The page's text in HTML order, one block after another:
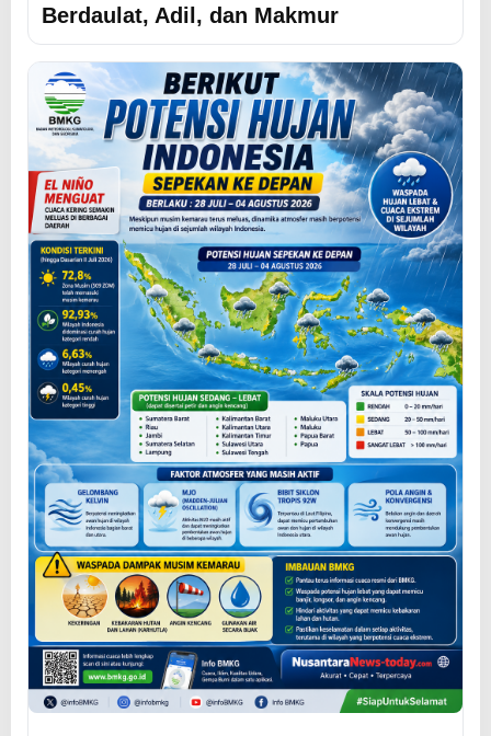
Berdaulat, Adil, dan Makmur